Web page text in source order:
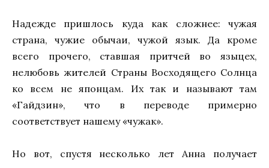
Надежде пришлось куда как сложнее: чужая
страна, чужие обычаи, чужой язык. Да кроме
всего прочего, ставшая притчей во языцех,
нелюбовь жителей Страны Восходящего Солнца
ко всем не японцам. Их так и называют там
«Гайдзин», что в переводе примерно
соответствует нашему «чужак».
Но вот, спустя несколько лет Анна получает